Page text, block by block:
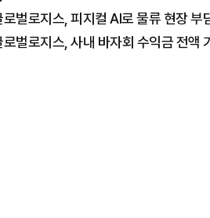
벌로지스, 피지컬 AI로 물류 현장 부
벌로지스, 사내 바자회 수익금 전액